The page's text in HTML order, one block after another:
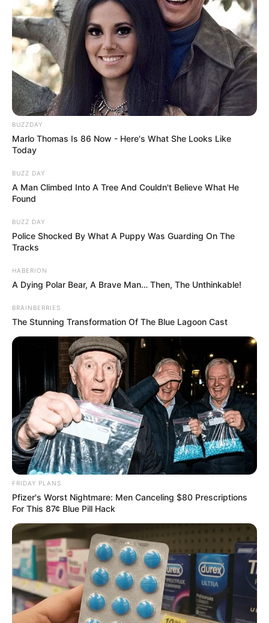
BUZZDAY
Marlo Thomas Is 86 Now - Here's What She Looks Like
Today
BUZZ DAY
A Man Climbed Into A Tree And Couldn't Believe What He
Found
BUZZ DAY
Police Shocked By What A Puppy Was Guarding On The
Tracks
HABERION
A Dying Polar Bear, A Brave Man… Then, The Unthinkable!
BRAINBERRIES
The Stunning Transformation Of The Blue Lagoon Cast
FRIDAY PLANS
Pfizer's Worst Nightmare: Men Canceling $80 Prescriptions
For This 87¢ Blue Pill Hack